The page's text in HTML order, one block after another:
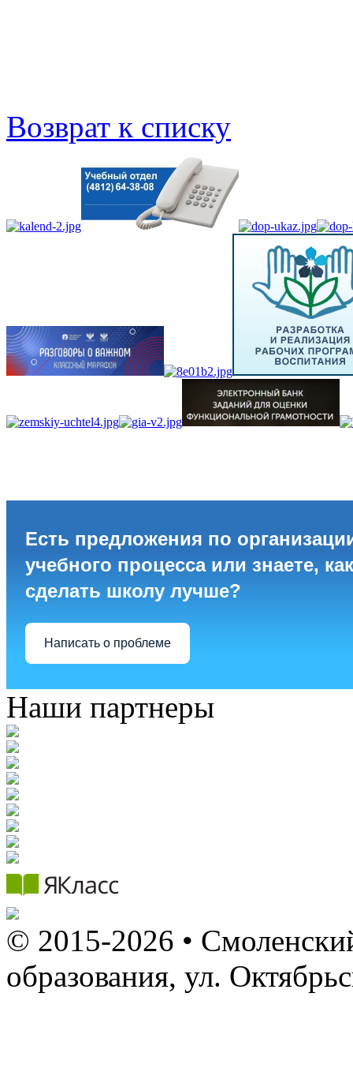
Возврат к списку
Есть предложения по
учебного процесса или знаете, как
сделать школу лучше?
Написать о проблеме
Наши партнеры
© 2015-2026 •
образования, ул.